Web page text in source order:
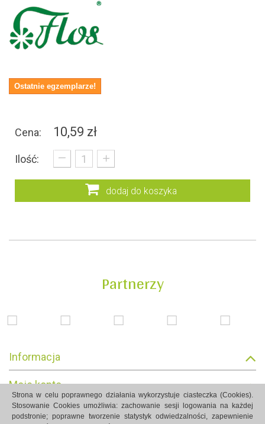
Strona w celu poprawnego działania wykorzystuje ciasteczka (Cookies).
Stosowanie Cookies umożliwia: zachowanie sesji logowania na każdej
podstronie; poprawne tworzenie statystyk odwiedzalności, zapewnienie
Ostatnie egzemplarze!
Cena: 10,59 zł
Ilość:
_ +
dodaj do koszyka
Partnerzy
Informacja
Moje konto
Informacja o sklepie